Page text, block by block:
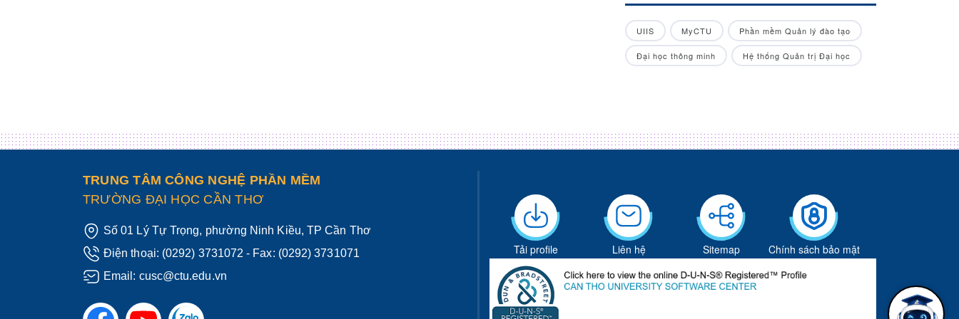
UIIS MyCTU Phần mềm Quản lý đào tạo
Đại học thông minh Hệ thống Quản trị Đại học
TRUNG TÂM CÔNG NGHỆ PHẦN MỀM
TRƯỜNG ĐẠI HỌC CẦN THƠ
Số 01 Lý Tự Trọng, phường Ninh Kiều, TP Cần Thơ
Điện thoại: (0292) 3731072 - Fax: (0292) 3731071
Email: cusc@ctu.edu.vn
Tải profile Liên hệ Sitemap Chính sách bảo mật